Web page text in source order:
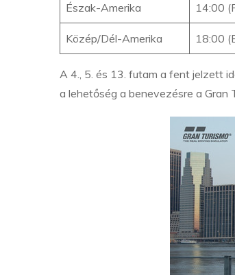
Észak-Amerika 14:00
Közép/Dél-Amerika 18:00
A 4., 5. és 13. futam a fent jelzett
a lehetőség a benevezésre a Gran